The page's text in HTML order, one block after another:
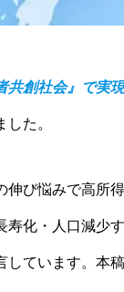
共創社会』で
した。
伸び悩みで高所
寿化・人口減少
しています。本